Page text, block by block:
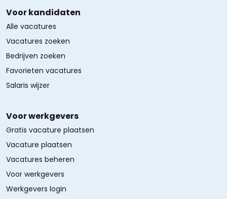
Voor kandidaten
Alle vacatures
Vacatures zoeken
Bedrijven zoeken
Favorieten vacatures
Salaris wijzer
Voor werkgevers
Gratis vacature plaatsen
Vacature plaatsen
Vacatures beheren
Voor werkgevers
Werkgevers login